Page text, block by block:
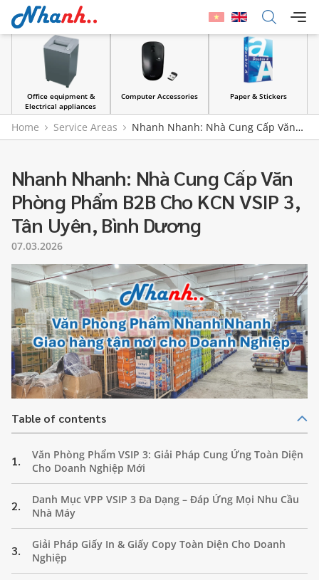
Computer Accessories Paper & Stickers File cover
Home Service Areas
Nhanh Nhanh: Nhà Cung Cấp Văn
Phòng Phẩm B2B Cho KCN VSIP 3, Tân Uyên, Bình Dương
Nhanh Nhanh: Nhà Cung Cấp Văn
Phòng Phẩm B2B Cho KCN VSIP 3,
Tân Uyên, Bình Dương
07.03.2026
Table of contents
1.
Văn Phòng Phẩm VSIP 3: Giải Pháp Cung Ứng Toàn Diện
Cho Doanh Nghiệp Mới
2.
Danh Mục VPP VSIP 3 Đa Dạng – Đáp Ứng Mọi Nhu Cầu
Nhà Máy
3.
Giải Pháp Giấy In & Giấy Copy Toàn Diện Cho Doanh
Nghiệp